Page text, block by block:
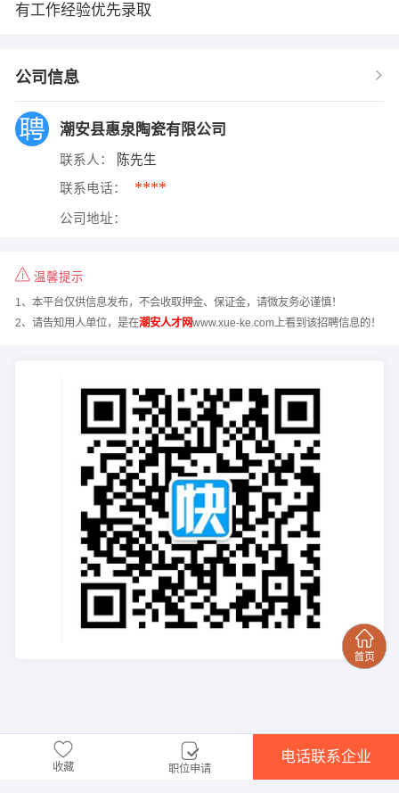
有工作经验优先录取
公司信息
潮安县惠泉陶瓷有限公司
联系人： 陈先生
联系电话： ****
公司地址：
温馨提示
1、本平台仅供信息发布，不会收取押金、保证金，请微友务必谨慎！
2、请告知用人单位，是在潮安人才网www.xue-ke.com上看到该招聘信息的！
收藏 职位申请
电话联系企业